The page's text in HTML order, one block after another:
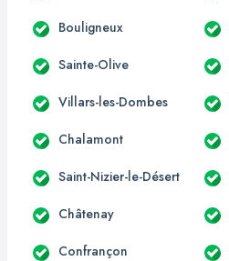
Bouligneux
Sainte-Olive
Villars-les-Dombes
Chalamont
Saint-Nizier-le-Désert
Châtenay
Confrançon